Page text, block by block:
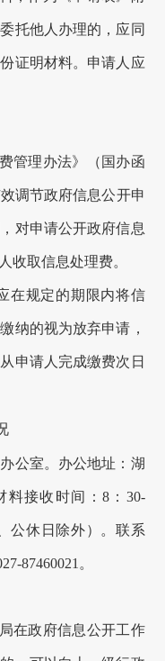
托他人办理的，应同
证明材料。申请人应
管理办法》（国办函
调节政府信息公开申
对申请公开政府信息
收取信息处理费。
在规定的期限内将信
纳的视为放弃申请，
申请人完成缴费次日
办公室。办公地址： 湖
料接收 时间：8：30-
公休日除外）。联系
87460021 。
在政府信息公开工作